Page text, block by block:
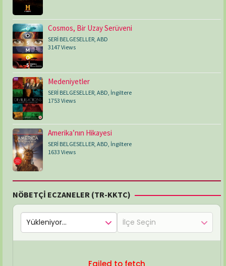
Cosmos, Bir Uzay Serüveni
SERİ BELGESELLER, ABD
3147 Views
Medeniyetler
SERİ BELGESELLER ABD İngiltere
1753 Views
Amerika’nın Hikayesi
SERİ BELGESELLER, ABD, İngiltere
1633 Views
NÖBETÇİ ECZANELER (TR-KKTC)
Failed to fetch